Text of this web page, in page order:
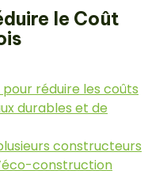
le Coût
réduire les coûts
durables et de
constructeurs
construction